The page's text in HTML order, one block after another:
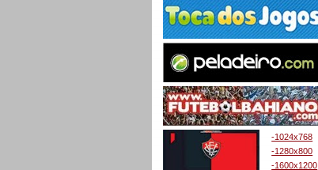
-1024x768
-1280x800
-1600x1200